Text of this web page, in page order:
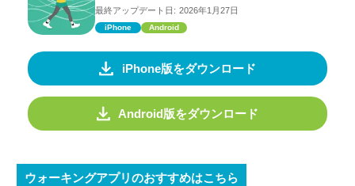
最終アップデート日: 2026年1月27日
iPhone Android
iPhone版をダウンロード
Android版をダウンロード
ウォーキングアプリのおすすめはこちら